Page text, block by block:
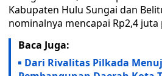
Kabupaten Hulu Sungai dan
nominalnya mencapai Rp2,4
Baca Juga:
Dari Rivalitas Pilkada